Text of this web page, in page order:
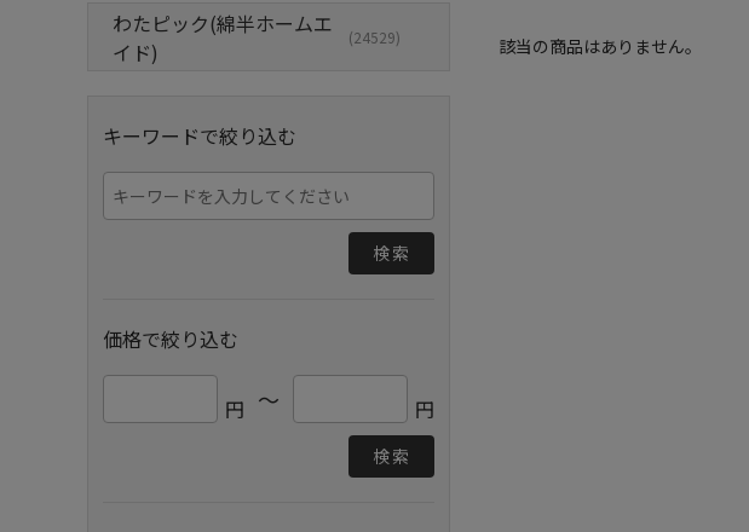
わたピック(綿半ホームエ
イド)
(24529)
キーワードで絞り込む
検索
価格で絞り込む
円 ～ 円
検索
該当の商品はありません。